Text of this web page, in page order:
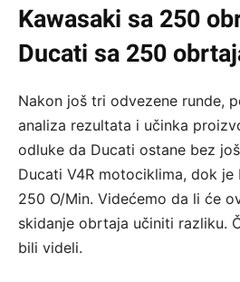
Kawasaki sa 250
Ducati sa 250
Nakon još tri odvezene runde,
analiza rezultata i učinka
odluke da Ducati ostane bez
Ducati V4R motociklima, dok
250 O/Min. Videćemo da li će
skidanje obrtaja učiniti razliku.
bili videli.